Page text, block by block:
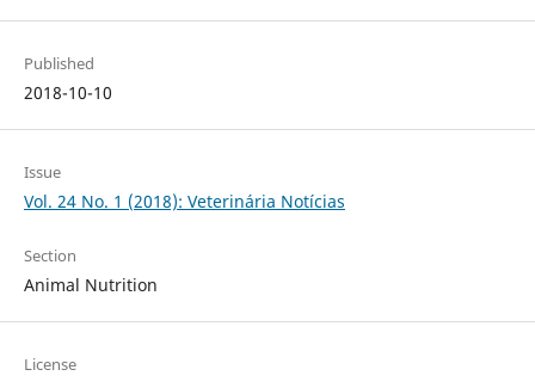
Published
2018-10-10
Issue
Vol. 24 No. 1 (2018): Veterinária Notícias
Section
Animal Nutrition
License